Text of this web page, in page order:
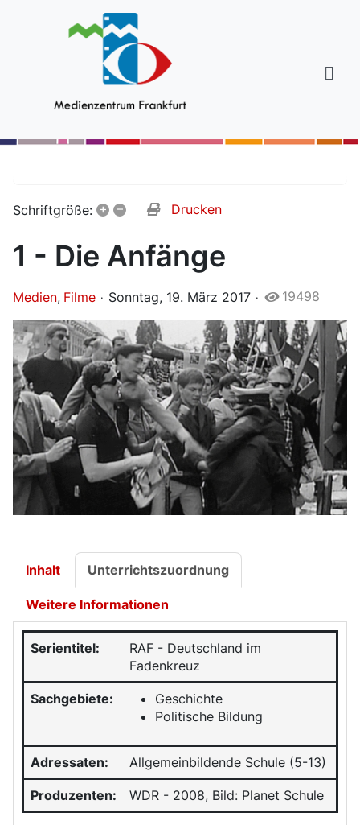
Schriftgröße: + – Drucken
1 - Die Anfänge
Medien Filme Sonntag, 19. März 2017 19498
Inhalt Unterrichtszuordnung
Weitere Informationen
Serientitel: RAF - Deutschland im
Fadenkreuz
Sachgebiete:
Geschichte
Politische Bildung
Adressaten: Allgemeinbildende Schule (5-13)
Produzenten: WDR - 2008, Bild: Planet Schule